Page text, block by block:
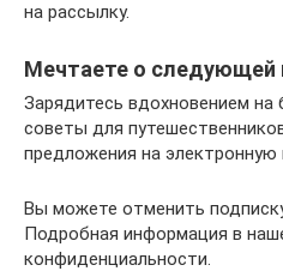
на рассылку.
Мечтаете о следующей
Зарядитесь вдохновением на
советы для
предложения на электронную
Вы можете отменить
Подробная информация в
конфиденциальности.